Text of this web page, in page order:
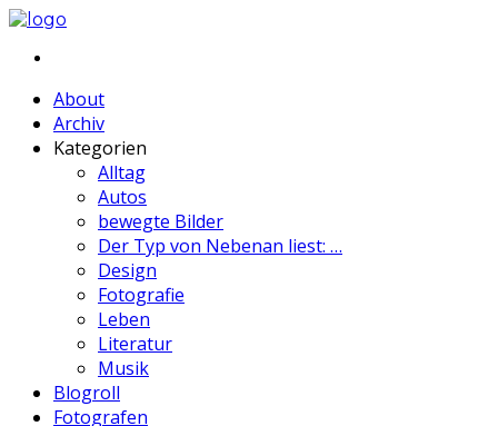
About
Archiv
Kategorien
Alltag
Autos
bewegte Bilder
Der Typ von Nebenan liest: …
Design
Fotografie
Leben
Literatur
Musik
Blogroll
Fotografen